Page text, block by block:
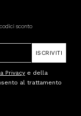
sconto
ISCRIVITI
Privacy e della
al trattamento